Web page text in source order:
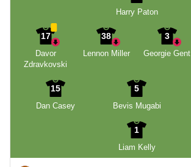
Harry Paton
17
Davor
Zdravkovski
38
Lennon Miller
3
Georgie Gent
15
Dan Casey
5
Bevis Mugabi
1
Liam Kelly